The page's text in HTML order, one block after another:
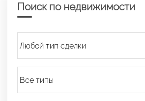
Поиск по недвижимости